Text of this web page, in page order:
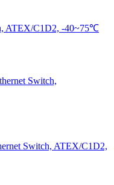
ATEX/C1D2, -40~75℃
Switch,
Switch, ATEX/C1D2,